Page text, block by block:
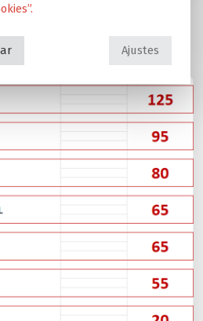
«I OLIMPIADAS EDUCARE»
Ajustes